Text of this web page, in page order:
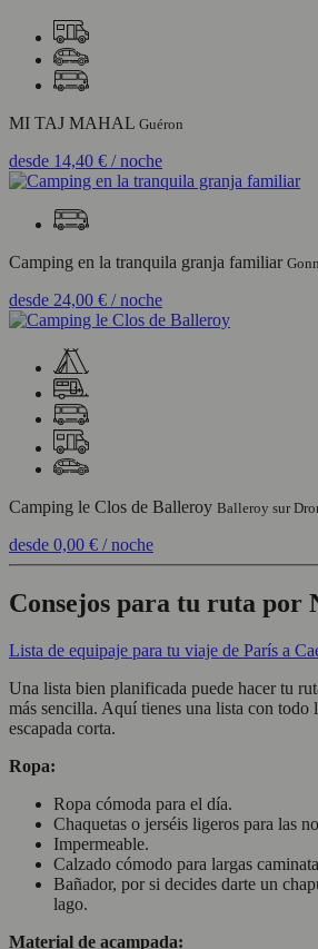
MI TAJ MAHAL Guéron
desde 14,40 € / noche
Camping en la tranquila granja familiar
desde 24,00 € / noche
Camping le Clos de Balleroy Balleroy sur
desde 0,00 € / noche
Consejos para tu ruta por
Lista de equipaje para tu viaje de París a
Una lista bien planificada puede hacer tu
más sencilla. Aquí tienes una lista con todo
escapada corta.
Ropa:
Ropa cómoda para el día.
Chaquetas o jerséis ligeros para las
Impermeable.
Calzado cómodo para largas
Bañador, por si decides darte un
lago.
Material de acampada: